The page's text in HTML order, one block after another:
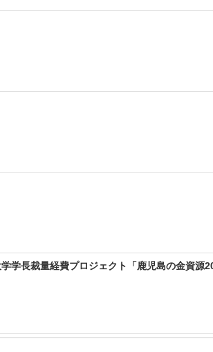
学長裁量経費プロジェクト「鹿児島の金資源